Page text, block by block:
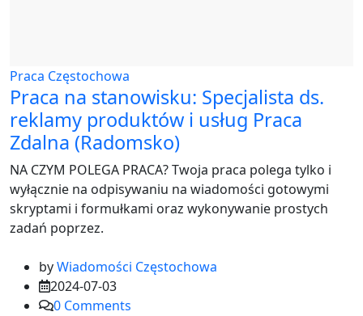
Praca Częstochowa
Praca na stanowisku: Specjalista ds.
reklamy produktów i usług Praca
Zdalna (Radomsko)
NA CZYM POLEGA PRACA? Twoja praca polega tylko i
wyłącznie na odpisywaniu na wiadomości gotowymi
skryptami i formułkami oraz wykonywanie prostych
zadań poprzez.
byWiadomości Częstochowa
2024-07-03
0 Comments